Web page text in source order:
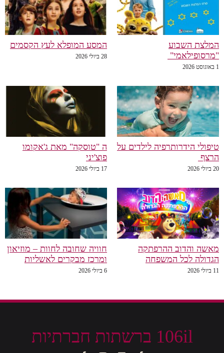
המלצת השבוע
"מרסופילאמי"
1 באוגוסט 2026
המסע המופלא לעץ הקסמים
28 ביולי 2026
טיפולי הידרותרפיה לילדים על
הרצף
20 ביולי 2026
ה "טוסקה" מאת ג'אקומו
פוצ'יני
17 ביולי 2026
מאשה והדוב ההרפתקה
הגדולה לכל המשפחה
11 ביולי 2026
חוויה שחובה לחוות – מוזיאון
ומרכז מבקרים לאשליות
6 ביולי 2026
106il ברשתות חברתיות